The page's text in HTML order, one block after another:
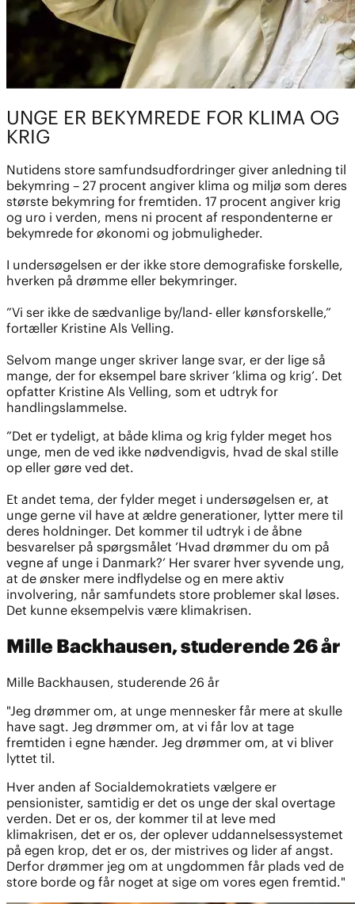
UNGE ER BEKYMREDE FOR KLIMA OG
KRIG
Nutidens store samfundsudfordringer giver anledning til
bekymring – 27 procent angiver klima og miljø som deres
største bekymring for fremtiden. 17 procent angiver krig
og uro i verden, mens ni procent af respondenterne er
bekymrede for økonomi og jobmuligheder.
I undersøgelsen er der ikke store demografiske forskelle,
hverken på drømme eller bekymringer.
”Vi ser ikke de sædvanlige by/land- eller kønsforskelle,”
fortæller Kristine Als Velling.
Selvom mange unger skriver lange svar, er der lige så
mange, der for eksempel bare skriver ’klima og krig’. Det
opfatter Kristine Als Velling, som et udtryk for
handlingslammelse.
”Det er tydeligt, at både klima og krig fylder meget hos
unge, men de ved ikke nødvendigvis, hvad de skal stille
op eller gøre ved det.
Et andet tema, der fylder meget i undersøgelsen er, at
unge gerne vil have at ældre generationer, lytter mere til
deres holdninger. Det kommer til udtryk i de åbne
besvarelser på spørgsmålet ’Hvad drømmer du om på
vegne af unge i Danmark?’ Her svarer hver syvende ung,
at de ønsker mere indflydelse og en mere aktiv
involvering, når samfundets store problemer skal løses.
Det kunne eksempelvis være klimakrisen.
Mille Backhausen, studerende 26 år
Mille Backhausen, studerende 26 år
"Jeg drømmer om, at unge mennesker får mere at skulle
have sagt. Jeg drømmer om, at vi får lov at tage
fremtiden i egne hænder. Jeg drømmer om, at vi bliver
lyttet til.
Hver anden af Socialdemokratiets vælgere er
pensionister, samtidig er det os unge der skal overtage
verden. Det er os, der kommer til at leve med
klimakrisen, det er os, der oplever uddannelsessystemet
på egen krop, det er os, der mistrives og lider af angst.
Derfor drømmer jeg om at ungdommen får plads ved de
store borde og får noget at sige om vores egen fremtid."